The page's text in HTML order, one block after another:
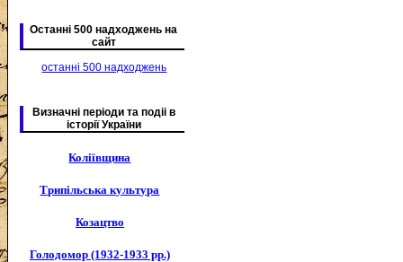
Останні 500 надходжень на
сайт
останні 500 надходжень
Визначні періоди та подіі в
історії України
Коліївщина
Трипільська культура
Козацтво
Голодомор (1932-1933 рр.)